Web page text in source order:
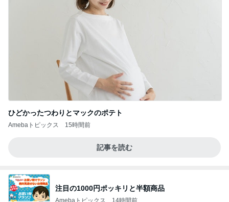
ひどかったつわりとマックのポテト
Amebaトピックス 15時間前
記事を読む
注目の1000円ポッキリと半額商品